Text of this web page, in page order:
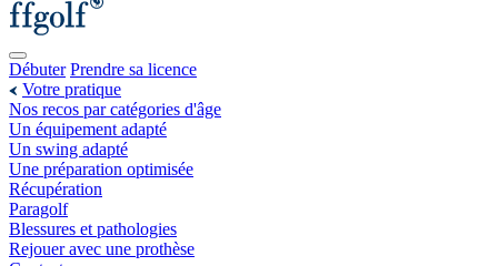
Débuter Prendre sa licence
Votre pratique
Nos recos par catégories d'âge
Un équipement adapté
Un swing adapté
Une préparation optimisée
Récupération
Paragolf
Blessures et pathologies
Rejouer avec une prothèse